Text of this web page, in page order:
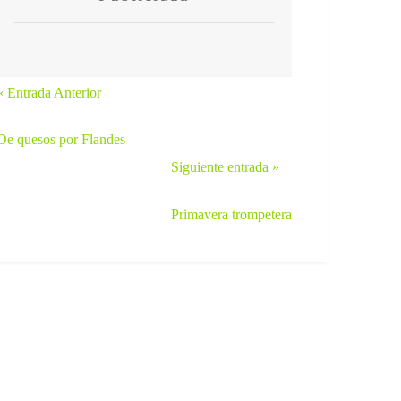
Entrada Anterior
quesos por Flandes
Siguiente entrada »
Primavera trompetera